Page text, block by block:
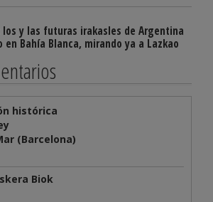
los y las futuras irakasles de Argentina
en Bahía Blanca, mirando ya a Lazkao
histórica
(Barcelona)
Biok